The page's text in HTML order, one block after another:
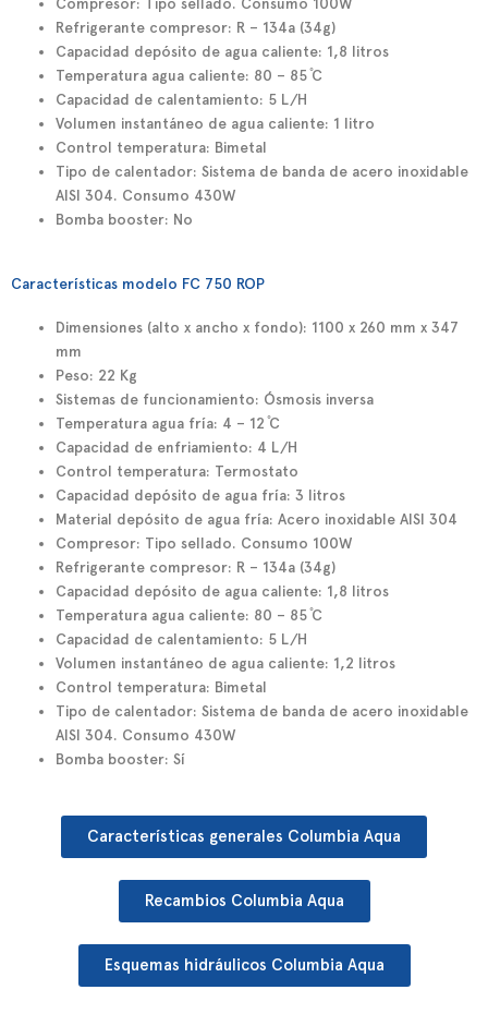
Refrigerante compresor: R – 134a (34g)
Capacidad depósito de agua caliente: 1,8 litros
Temperatura agua caliente: 80 – 85 ̊C
Capacidad de calentamiento: 5 L/H
Volumen instantáneo de agua caliente: 1 litro
Control temperatura: Bimetal
Tipo de calentador: Sistema de banda de acero inoxidable
AISI 304. Consumo 430W
Bomba booster: No
Características modelo FC 750 ROP
Dimensiones (alto x ancho x fondo): 1100 x 260 mm x 347
mm
Peso: 22 Kg
Sistemas de funcionamiento: Ósmosis inversa
Temperatura agua fría: 4 – 12 ̊C
Capacidad de enfriamiento: 4 L/H
Control temperatura: Termostato
Capacidad depósito de agua fría: 3 litros
Material depósito de agua fría: Acero inoxidable AISI 304
Compresor: Tipo sellado. Consumo 100W
Refrigerante compresor: R – 134a (34g)
Capacidad depósito de agua caliente: 1,8 litros
Temperatura agua caliente: 80 – 85 ̊C
Capacidad de calentamiento: 5 L/H
Volumen instantáneo de agua caliente: 1,2 litros
Control temperatura: Bimetal
Tipo de calentador: Sistema de banda de acero inoxidable
AISI 304. Consumo 430W
Bomba booster: Sí
Características generales Columbia Aqua
Recambios Columbia Aqua
Esquemas hidráulicos Columbia Aqua